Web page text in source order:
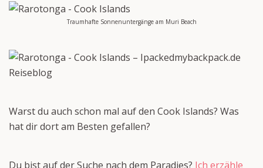
Traumhafte Sonnenuntergänge am Muri Beach
Warst du auch schon mal auf den Cook Islands? Was
hat dir dort am Besten gefallen?
Du bist auf der Suche nach dem Paradies? Ich erzähle